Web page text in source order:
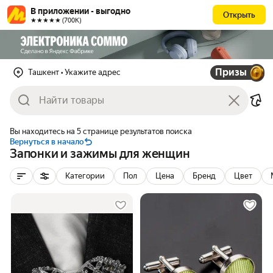
В приложении - выгодно
★★★★★ (700К)
Открыть
Ташкент • Укажите адрес Призы
Вы находитесь на 5 странице результатов поиска
Вернуться в начало
Запонки и зажимы для женщин
Категории Пол Цена Бренд Цвет